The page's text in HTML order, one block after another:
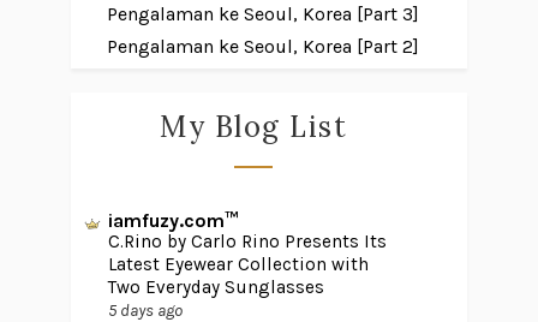
Pengalaman ke Seoul, Korea [Part 3]
Pengalaman ke Seoul, Korea [Part 2]
My Blog List
iamfuzy.com™
C.Rino by Carlo Rino Presents Its
Latest Eyewear Collection with
Two Everyday Sunglasses
5 days ago